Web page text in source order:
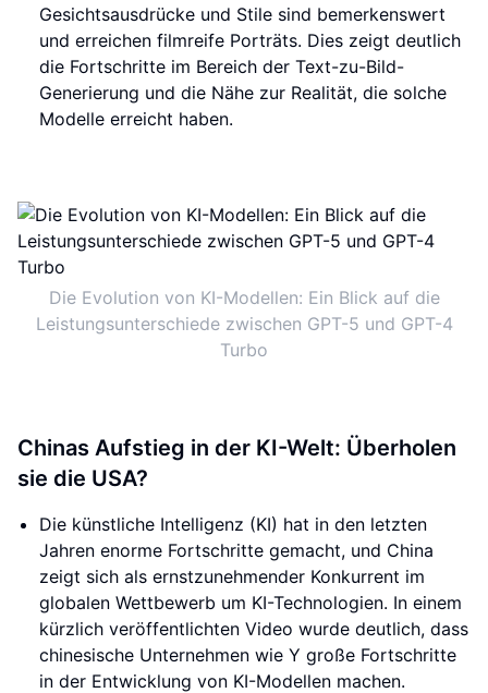
Gesichtsausdrücke und Stile sind bemerkenswert
und erreichen filmreife Porträts. Dies zeigt deutlich
die Fortschritte im Bereich der Text-zu-Bild-
Generierung und die Nähe zur Realität, die solche
Modelle erreicht haben.
Die Evolution von KI-Modellen: Ein Blick auf die
Leistungsunterschiede zwischen GPT-5 und GPT-4
Turbo
Chinas Aufstieg in der KI-Welt: Überholen
sie die USA?
Die künstliche Intelligenz (KI) hat in den letzten
Jahren enorme Fortschritte gemacht, und China
zeigt sich als ernstzunehmender Konkurrent im
globalen Wettbewerb um KI-Technologien. In einem
kürzlich veröffentlichten Video wurde deutlich, dass
chinesische Unternehmen wie Y große Fortschritte
in der Entwicklung von KI-Modellen machen.